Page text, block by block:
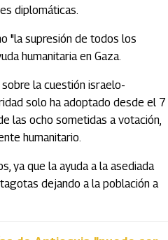
diplomáticas.
"la supresión de todos los
humanitaria en Gaza.
la cuestión israelo-
solo ha adoptado desde el 7
las ocho sometidas a votación,
humanitario.
ya que la ayuda a la asediada
dejando a la población a